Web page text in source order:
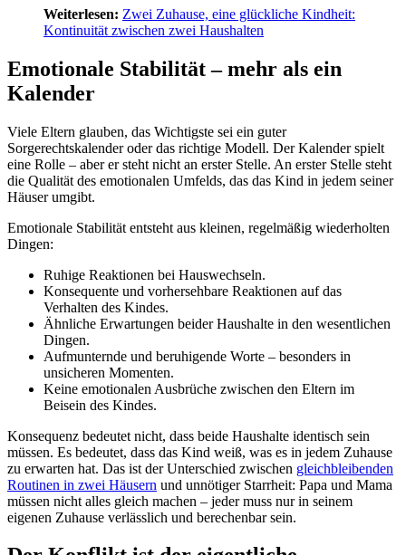
Weiterlesen: Zwei Zuhause, eine glückliche Kindheit:
Kontinuität zwischen zwei Haushalten
Emotionale Stabilität – mehr als ein
Kalender
Viele Eltern glauben, das Wichtigste sei ein guter
Sorgerechtskalender oder das richtige Modell. Der Kalender spielt
eine Rolle – aber er steht nicht an erster Stelle. An erster Stelle steht
die Qualität des emotionalen Umfelds, das das Kind in jedem seiner
Häuser umgibt.
Emotionale Stabilität entsteht aus kleinen, regelmäßig wiederholten
Dingen:
Ruhige Reaktionen bei Hauswechseln.
Konsequente und vorhersehbare Reaktionen auf das
Verhalten des Kindes.
Ähnliche Erwartungen beider Haushalte in den wesentlichen
Dingen.
Aufmunternde und beruhigende Worte – besonders in
unsicheren Momenten.
Keine emotionalen Ausbrüche zwischen den Eltern im
Beisein des Kindes.
Konsequenz bedeutet nicht, dass beide Haushalte identisch sein
müssen. Es bedeutet, dass das Kind weiß, was es in jedem Zuhause
zu erwarten hat. Das ist der Unterschied zwischen gleichbleibenden
Routinen in zwei Häusern und unnötiger Starrheit: Papa und Mama
müssen nicht alles gleich machen – jeder muss nur in seinem
eigenen Zuhause verlässlich und berechenbar sein.